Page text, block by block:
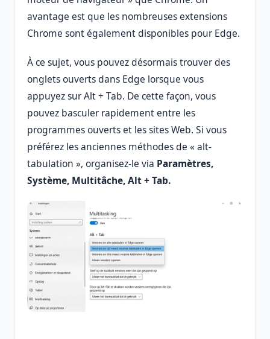
avantage est que les nombreuses extensions
Chrome sont également disponibles pour Edge.
À ce sujet, vous pouvez désormais trouver des
onglets ouverts dans Edge lorsque vous
appuyez sur Alt + Tab. De cette façon, vous
pouvez basculer rapidement entre les
programmes ouverts et les sites Web. Si vous
préférez les anciennes méthodes de « alt-
tabulation », organisez-le via Paramètres,
Système, Multitâche, Alt + Tab.